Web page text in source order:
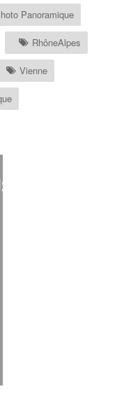
Panoramique
RhôneAlpes
Vienne